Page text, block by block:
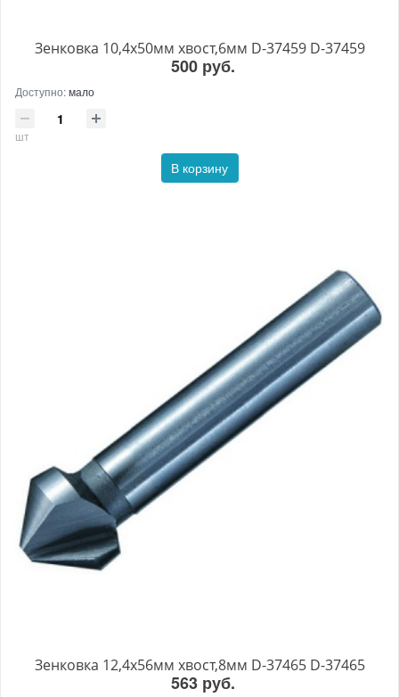
Зенковка 10,4х50мм хвост,6мм D-37459 D-37459
500 руб.
Доступно:мало
шт
В корзину
Зенковка 12,4х56мм хвост,8мм D-37465 D-37465
563 руб.